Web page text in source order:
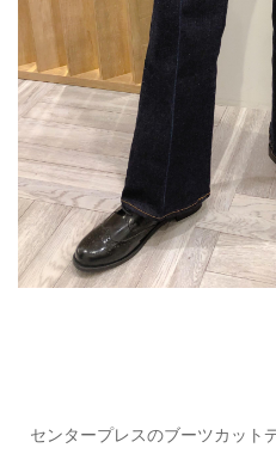
センタープレスのブーツカット